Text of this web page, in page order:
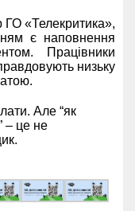
ГО «Телекритика»,
є наповнення
Працівники
низьку
Але “як
– це не